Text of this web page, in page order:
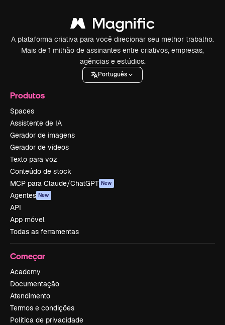
A plataforma criativa para você direcionar seu melhor trabalho.
Mais de 1 milhão de assinantes entre criativos, empresas,
agências e estúdios.
Português
Produtos
Spaces
Assistente de IA
Gerador de imagens
Gerador de vídeos
Texto para voz
Conteúdo de stock
MCP para Claude/ChatGPT New
Agentes New
API
App móvel
Todas as ferramentas
Começar
Academy
Documentação
Atendimento
Termos e condições
Política de privacidade